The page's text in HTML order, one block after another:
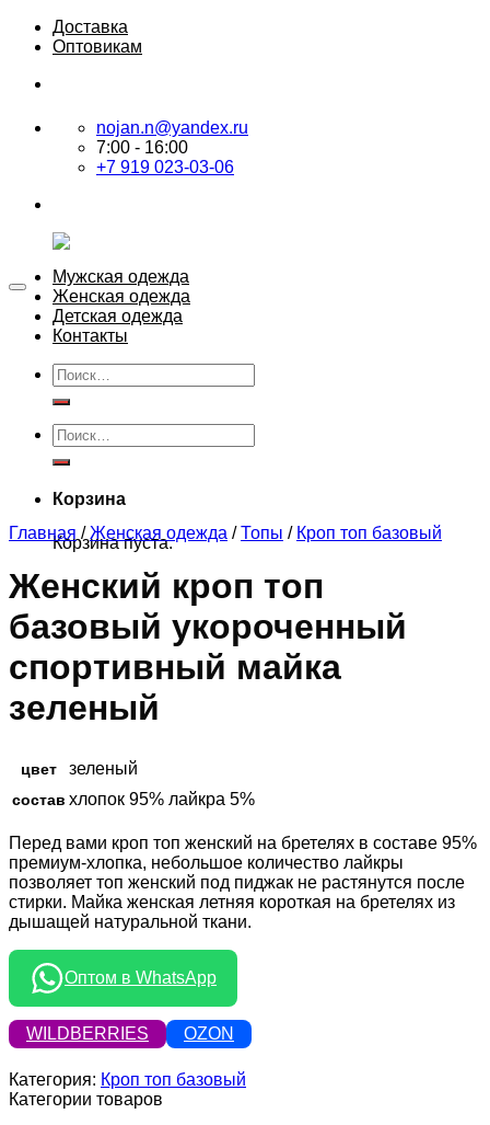
Skip
Доставка
Оптовикам
nojan.n@yandex.ru
7:00 - 16:00
+7 919 023-03-06
Мужская одежда
Женская одежда
Детская одежда
Контакты
Искать:
Искать:
Корзина
Корзина пуста.
Главная / Женская одежда / Топы / Кроп топ базовый
Женский кроп топ
базовый укороченный
спортивный майка
зеленый
цвет зеленый
состав хлопок 95% лайкра 5%
Перед вами кроп топ женский на бретелях в составе 95%
премиум-хлопка, небольшое количество лайкры
позволяет топ женский под пиджак не растянутся после
стирки. Майка женская летняя короткая на бретелях из
дышащей натуральной ткани.
Оптом в WhatsApp
WILDBERRIES OZON
Категория: Кроп топ базовый
Категории товаров